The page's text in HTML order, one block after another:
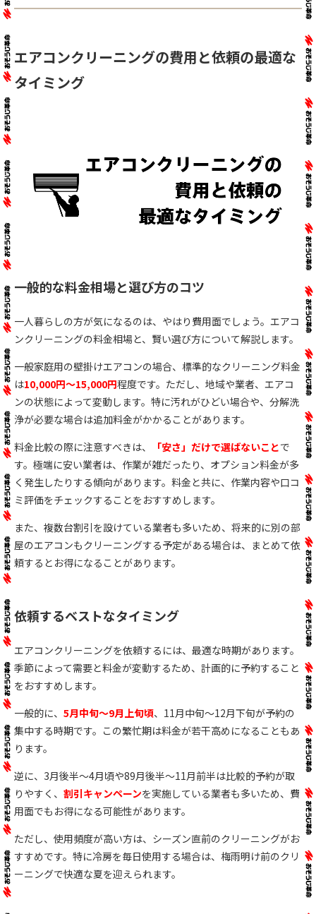
エアコンクリーニングの費用と依頼の最適な
タイミング
一般的な料金相場と選び方のコツ
一人暮らしの方が気になるのは、やはり費用面でしょう。エアコ
ンクリーニングの料金相場と、賢い選び方について解説します。
一般家庭用の壁掛けエアコンの場合、標準的なクリーニング料金
は10,000円～15,000円程度です。ただし、地域や業者、エアコ
ンの状態によって変動します。特に汚れがひどい場合や、分解洗
浄が必要な場合は追加料金がかかることがあります。
料金比較の際に注意すべきは、
「安さ」だけで選ばないことで
す。極端に安い業者は、作業が雑だったり、オプション料金が多
く発生したりする傾向があります。料金と共に、作業内容や口コ
ミ評価をチェックすることをおすすめします。
また、複数台割引を設けている業者も多いため、将来的に別の部
屋のエアコンもクリーニングする予定がある場合は、まとめて依
頼するとお得になることがあります。
依頼するベストなタイミング
エアコンクリーニングを依頼するには、最適な時期があります。
季節によって需要と料金が変動するため、計画的に予約すること
をおすすめします。
一般的に、 5月中旬〜9月上旬頃、11月中旬〜12月下旬が予約の
集中する時期です。この繁忙期は料金が若干高めになることもあ
ります。
逆に、3月後半〜4月頃や89月後半〜11月前半は比較的予約が取
りやすく、 割引キャンペーンを実施している業者も多いため、費
用面でもお得になる可能性があります。
ただし、使用頻度が高い方は、シーズン直前のクリーニングがお
すすめです。特に冷房を毎日使用する場合は、梅雨明け前のクリ
ーニングで快適な夏を迎えられます。